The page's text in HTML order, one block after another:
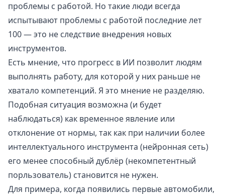
проблемы с работой. Но такие люди всегда
испытывают проблемы с работой последние лет
100 — это не следствие внедрения новых
инструментов.
Есть мнение, что прогресс в ИИ позволит людям
выполнять работу, для которой у них раньше не
хватало компетенций. Я это мнение не разделяю.
Подобная ситуация возможна (и будет
наблюдаться) как временное явление или
отклонение от нормы, так как при наличии более
интеллектуального инструмента (нейронная сеть)
его менее способный дублёр (некомпетентный
порльзователь) становится не нужен.
Для примера, когда появились первые автомобили,